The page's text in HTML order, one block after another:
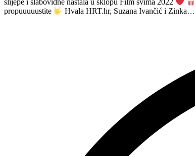
slijepe i slabovidne nastala u sklopu Film svima 2022
propuuuuustite
Hvala HRT.hr, Suzana Ivančić i Zinka…